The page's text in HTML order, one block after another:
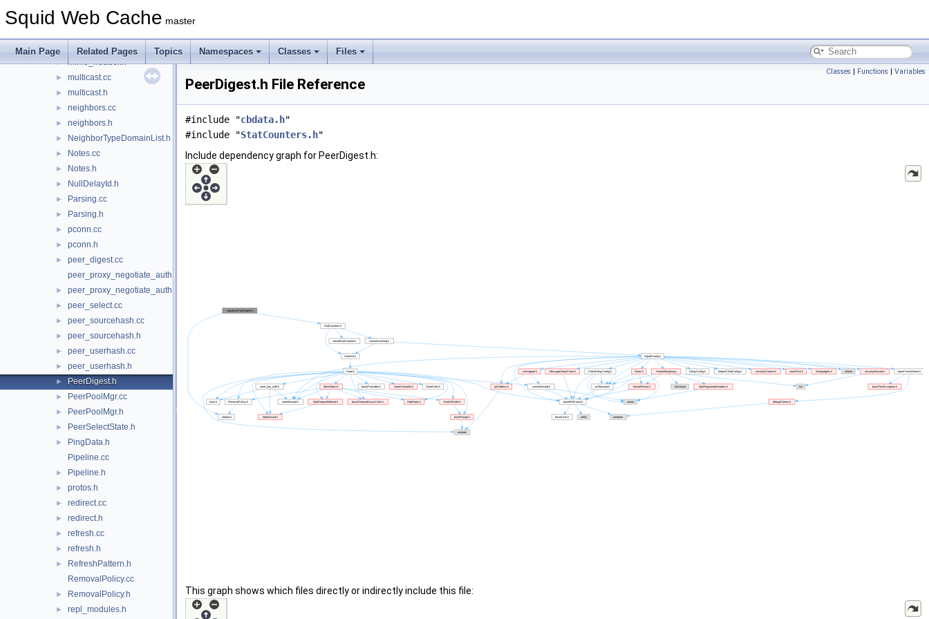
Squid Web Cache master
Main Page Related Pages Topics Namespaces Classes Files
► mime.cc
mime_header.cc
► mime_header.h
► multicast.cc
► multicast.h
► neighbors.cc
► neighbors.h
► NeighborTypeDomainList.h
► Notes.cc
► Notes.h
► NullDelayId.h
► Parsing.cc
► Parsing.h
► pconn.cc
► pconn.h
►
peer_digest.cc
peer_proxy_negotiate_auth.cc
► peer_proxy_negotiate_auth.h
► peer_select.cc
► peer_sourcehash.cc
► peer_sourcehash.h
► peer_userhash.cc
► peer_userhash.h
► PeerDigest.h
► PeerPoolMgr.cc
► PeerPoolMgr.h
► PeerSelectState.h
►
PingData.h
Pipeline.cc
► Pipeline.h
► protos.h
► redirect.cc
► redirect.h
► refresh.cc
► refresh.h
►
RefreshPattern.h
RemovalPolicy.cc
► RemovalPolicy.h
► repl_modules.h
Classes | Functions | Variables
PeerDigest.h File Reference
#include "cbdata.h"
#include "StatCounters.h"
Include dependency graph for PeerDigest.h:
This graph shows which files directly or indirectly include this file: